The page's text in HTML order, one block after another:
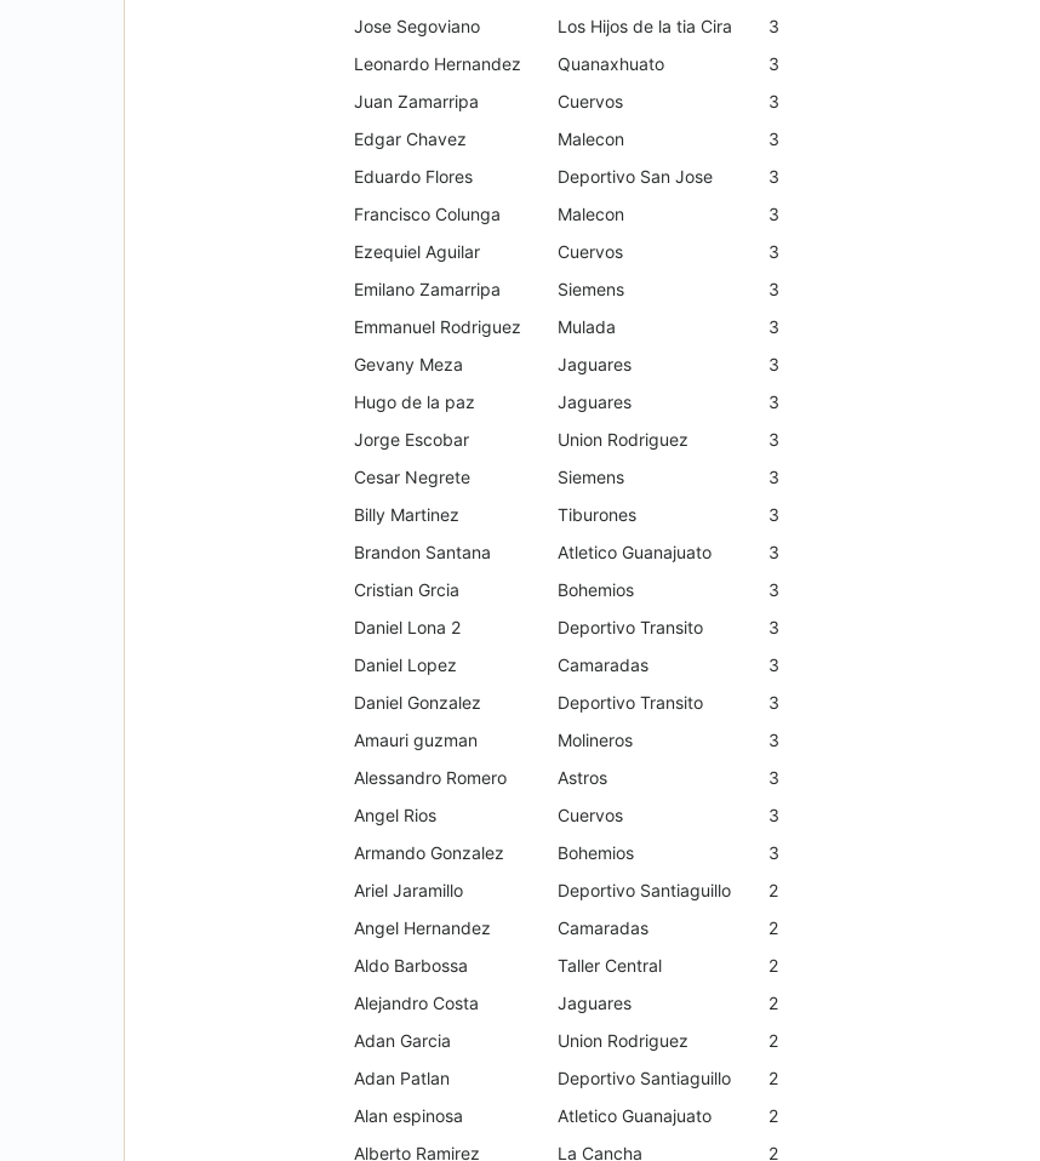
Jose Segoviano
Los Hijos de la tia Cira
3
Leonardo Hernandez
Quanaxhuato
3
Juan Zamarripa
Cuervos
3
Edgar Chavez
Malecon
3
Eduardo Flores
Deportivo San Jose
3
Francisco Colunga
Malecon
3
Ezequiel Aguilar
Cuervos
3
Emilano Zamarripa
Siemens
3
Emmanuel Rodriguez
Mulada
3
Gevany Meza
Jaguares
3
Hugo de la paz
Jaguares
3
Jorge Escobar
Union Rodriguez
3
Cesar Negrete
Siemens
3
Billy Martinez
Tiburones
3
Brandon Santana
Atletico Guanajuato
3
Cristian Grcia
Bohemios
3
Daniel Lona 2
Deportivo Transito
3
Daniel Lopez
Camaradas
3
Daniel Gonzalez
Deportivo Transito
3
Amauri guzman
Molineros
3
Alessandro Romero
Astros
3
Angel Rios
Cuervos
3
Armando Gonzalez
Bohemios
3
Ariel Jaramillo
Deportivo Santiaguillo
2
Angel Hernandez
Camaradas
2
Aldo Barbossa
Taller Central
2
Alejandro Costa
Jaguares
2
Adan Garcia
Union Rodriguez
2
Adan Patlan
Deportivo Santiaguillo
2
Alan espinosa
Atletico Guanajuato
2
Alberto Ramirez
La Cancha 2